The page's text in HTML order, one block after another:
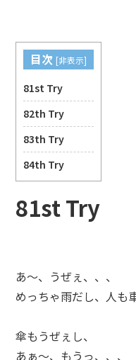
目次 [非表示]
81st Try
82th Try
83th Try
84th Try
81st Try
あ～、うぜぇ、、、
めっちゃ雨だし、人も
傘もうぜぇし、
あぁ～、もうっ、、、